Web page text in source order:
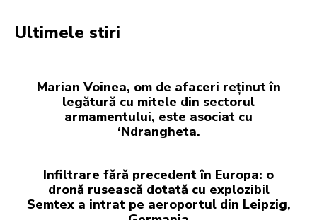
Ultimele stiri
Marian Voinea, om de afaceri reținut în
legătură cu mitele din sectorul
armamentului, este asociat cu
‘Ndrangheta.
Infiltrare fără precedent în Europa: o
dronă rusească dotată cu explozibil
Semtex a intrat pe aeroportul din Leipzig,